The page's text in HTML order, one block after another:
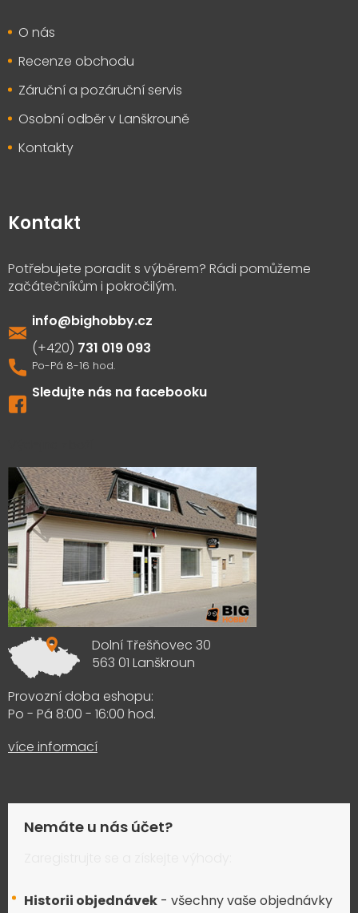
O nás
Recenze obchodu
Záruční a pozáruční servis
Osobní odběr v Lanškrouně
Kontakty
Kontakt
info@bighobby.cz
731 019 093
Sledujte nás na facebooku
Dolní Třešňovec 30
563 01 Lanškroun
Provozní doba eshopu:
Po - Pá 8:00 - 16:00 hod.
více informací
Nemáte u nás účet?
Historii objednávek - všechny vaše objednávky